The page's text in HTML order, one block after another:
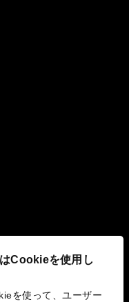
Cookieを使用し
を使って、ユーザー